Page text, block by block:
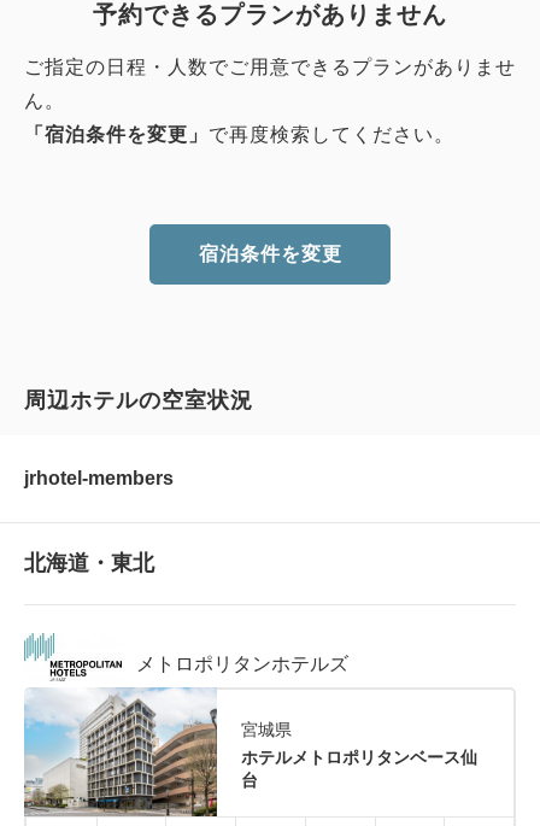
予約できるプランがありません
ご指定の日程・人数でご用意できるプランがありませ
ん。
「宿泊条件を変更」 で再度検索してください。
宿泊条件を変更
周辺ホテルの空室状況
jrhotel-members
北海道・東北
メトロポリタンホテルズ
宮城県
ホテルメトロポリタンベース仙
台